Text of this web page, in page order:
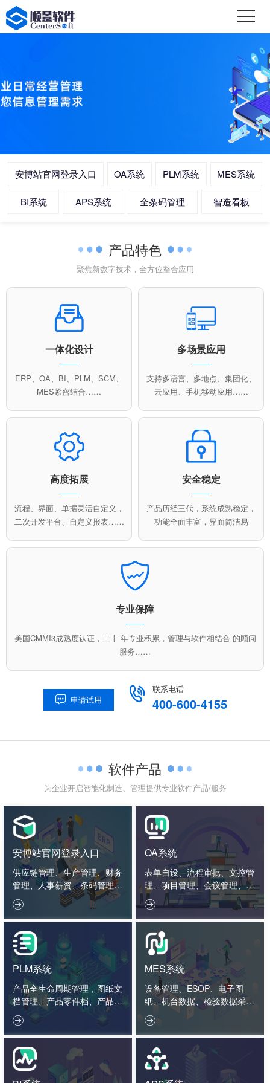
安博站官网登录入口 OA系统 PLM系统 MES系统
BI系统 APS系统 全条码管理 智造看板
产品特色
聚焦新数字技术，全方位整合应用
一体化设计
ERP、OA、BI、PLM、SCM、
MES紧密结合……
多场景应用
支持多语言、多地点、集团化、
云应用、手机移动应用……
高度拓展
流程、界面、单据灵活自定义，
二次开发平台、自定义报表……
安全稳定
产品历经三代，系统成熟稳定，
功能全面丰富，界面简洁易
专业保障
美国CMMI3成熟度认证，二十 年专业积累，管理与软件相结合 的顾问
服务……
 申请试用  联系电话
400-600-4155
软件产品
为企业开启智能化制造、管理提供专业软件产品/服务
安博站官网登录入口
供应链管理、生产管理、财务
管理、人事薪资、条码管理、
智造看板。

OA系统
表单自设、流程审批、文控管
理、项目管理、会议管理、外
勤管理、绩效管理。

PLM系统
产品全生命周期管理，图纸文
档管理、产品零件档、产品结
构、工艺标准、项目管理、2
D3D接口。

MES系统
设备管理、ESOP、电子图
纸、机台数据、检验数据采集
分析。
